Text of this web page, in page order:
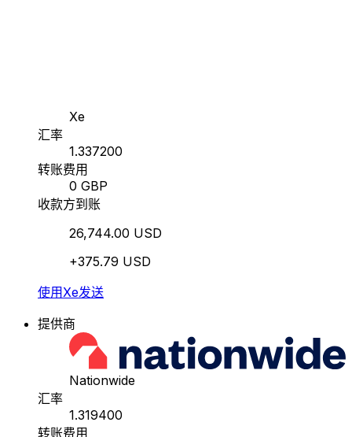
Xe
汇率
1.337200
转账费用
0 GBP
收款方到账
26,744.00 USD
+375.79 USD
使用Xe发送
提供商
Nationwide
汇率
1.319400
转账费用